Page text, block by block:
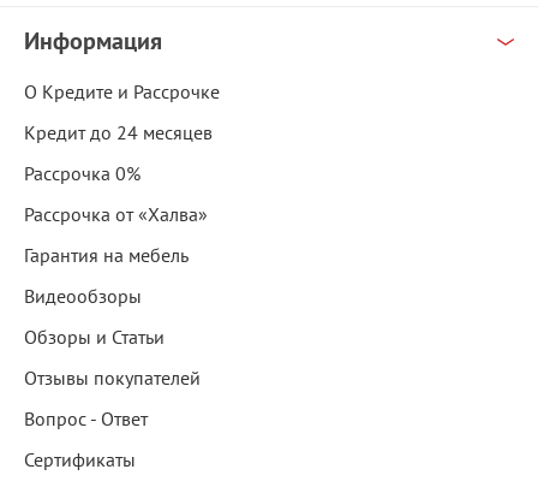
Информация
О Кредите и Рассрочке
Кредит до 24 месяцев
Рассрочка 0%
Рассрочка от «Халва»
Гарантия на мебель
Видеообзоры
Обзоры и Статьи
Отзывы покупателей
Вопрос - Ответ
Сертификаты